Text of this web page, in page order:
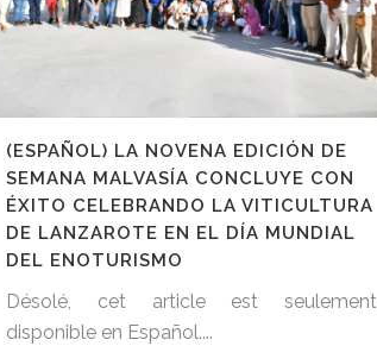
(ESPAÑOL) LA NOVENA EDICIÓN DE
SEMANA MALVASÍA CONCLUYE CON
ÉXITO CELEBRANDO LA VITICULTURA
DE LANZAROTE EN EL DÍA MUNDIAL
DEL ENOTURISMO
Désolé, cet article est seulement
disponible en Español....